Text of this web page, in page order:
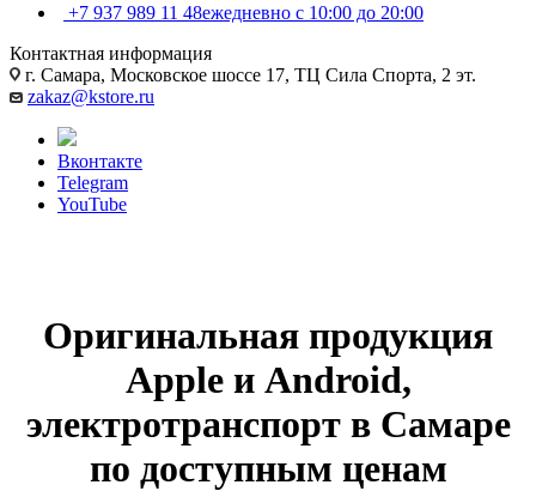
+7 937 989 11 48ежедневно с 10:00 до 20:00
Контактная информация
г. Самара, Московское шоссе 17, ТЦ Сила Спорта, 2 эт.
zakaz@kstore.ru
Вконтакте
Telegram
YouTube
Оригинальная продукция
Apple и Android,
электротранспорт в Самаре
по доступным ценам